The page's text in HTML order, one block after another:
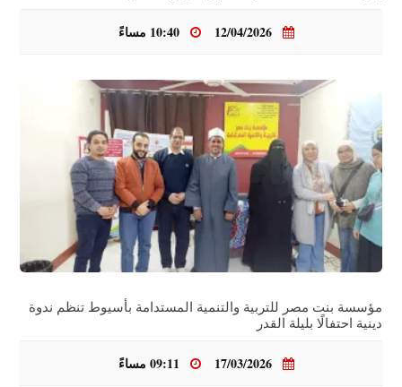
مؤسسة بنت مصر للتربية والتنمية المستدامة بأسيوط تنظم ندوة
دينية احتفالًا بليلة القدر